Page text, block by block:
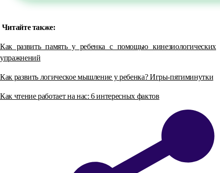
Читайте также:
Как развить память у ребенка с помощью кинезиологических
упражнений
Как развить логическое мышление у ребенка? Игры-пятиминутки
Как чтение работает на нас: 6 интересных фактов